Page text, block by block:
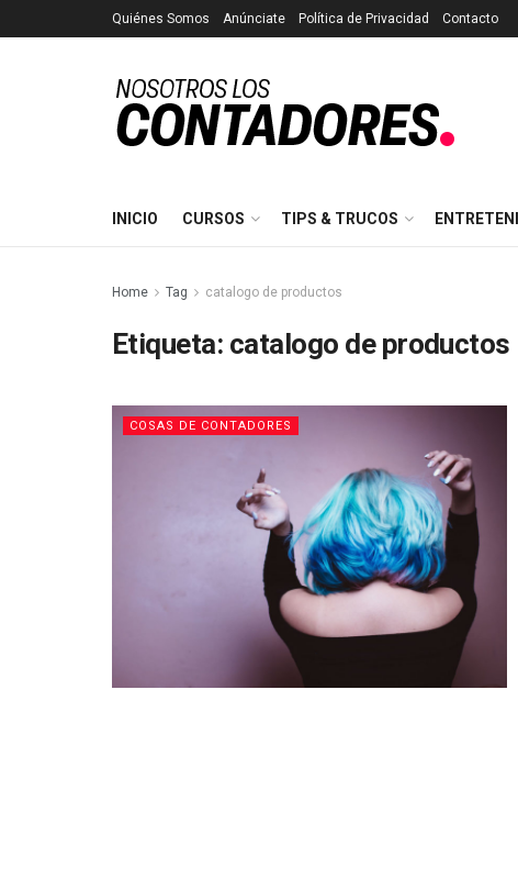
Quiénes Somos Anúnciate Política de Privacidad Contacto
INICIO CURSOS TIPS & TRUCOS
Home Tag catalogo de productos
Etiqueta: catalogo de productos
COSAS DE CONTADORES